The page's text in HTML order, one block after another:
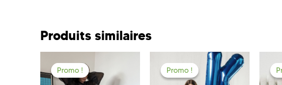
Produits similaires
Promo !
Promo ! Promo !
Promo !